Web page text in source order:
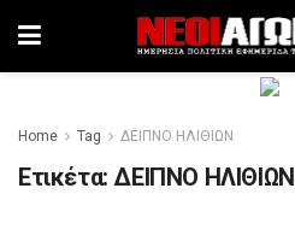
Home Tag ΔΕΙΠΝΟ ΗΛΙΘΙΩΝ
Ετικέτα:ΔΕΙΠΝΟ ΗΛΙΘΙΩΝ